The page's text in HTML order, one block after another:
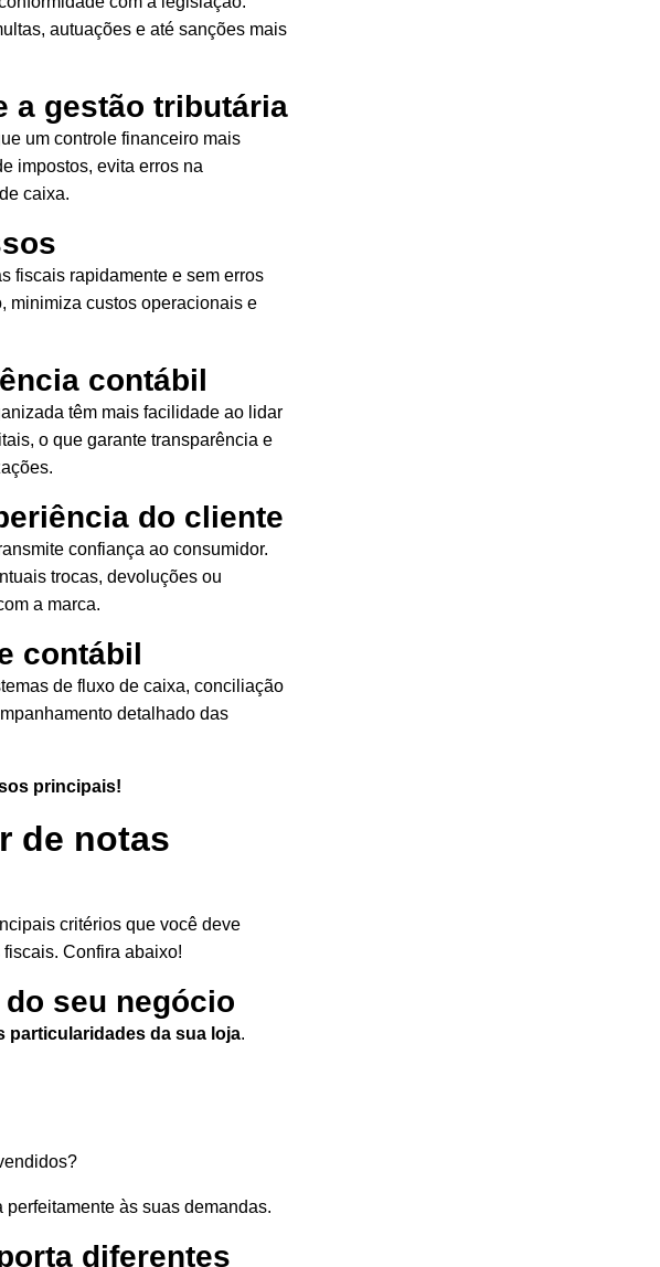
autuações e até sanções mais
a gestão tributária
um controle financeiro mais
impostos, evita erros na
caixa.
fiscais rapidamente e sem erros
minimiza custos operacionais e
contábil
têm mais facilidade ao lidar
o que garante transparência e
do cliente
confiança ao consumidor.
trocas, devoluções ou
a marca.
contábil
de fluxo de caixa, conciliação
detalhado das
principais!
de notas
critérios que você deve
Confira abaixo!
seu negócio
particularidades da sua loja.
às suas demandas.
diferentes